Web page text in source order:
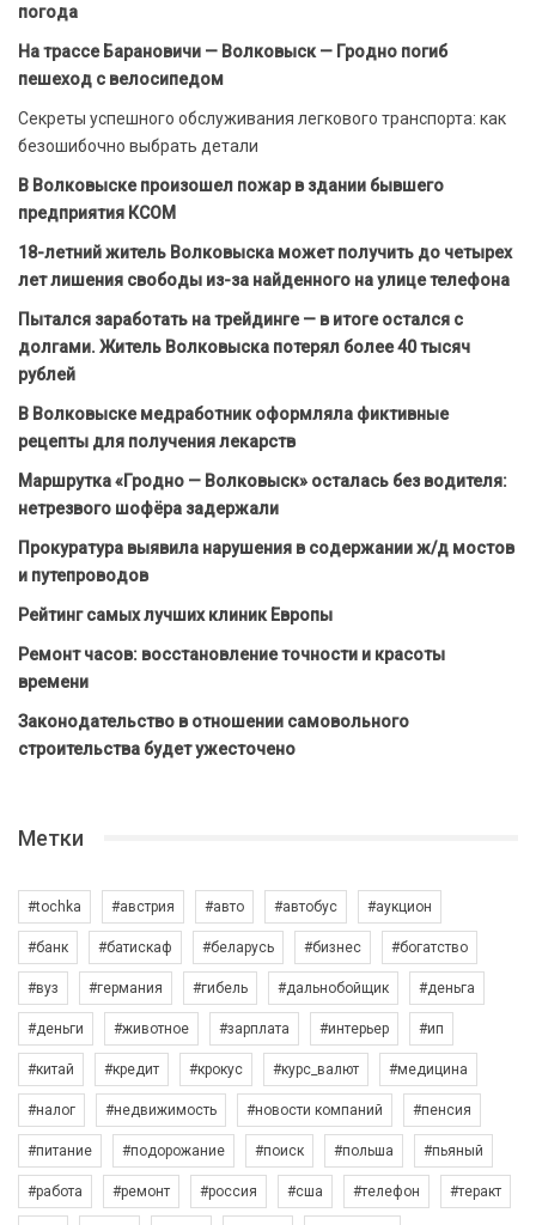
погода
На трассе Барановичи — Волковыск — Гродно погиб
пешеход с велосипедом
Секреты успешного обслуживания легкового транспорта: как
безошибочно выбрать детали
В Волковыске произошел пожар в здании бывшего
предприятия КСОМ
18-летний житель Волковыска может получить до четырех
лет лишения свободы из-за найденного на улице телефона
Пытался заработать на трейдинге — в итоге остался с
долгами. Житель Волковыска потерял более 40 тысяч
рублей
В Волковыске медработник оформляла фиктивные
рецепты для получения лекарств
Маршрутка «Гродно — Волковыск» осталась без водителя:
нетрезвого шофёра задержали
Прокуратура выявила нарушения в содержании ж/д мостов
и путепроводов
Рейтинг самых лучших клиник Европы
Ремонт часов: восстановление точности и красоты
времени
Законодательство в отношении самовольного
строительства будет ужесточено
Метки
#tochka #австрия #авто #автобус #аукцион
#банк #батискаф #беларусь #бизнес #богатство
#вуз #германия #гибель #дальнобойщик #деньга
#деньги #животное #зарплата #интерьер #ип
#китай #кредит #крокус #курс_валют #медицина
#налог #недвижимость #новости компаний #пенсия
#питание #подорожание #поиск #польша #пьяный
#работа #ремонт #россия #сша #телефон #теракт